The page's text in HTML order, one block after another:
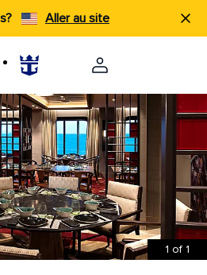
Aller au site
1 of 1